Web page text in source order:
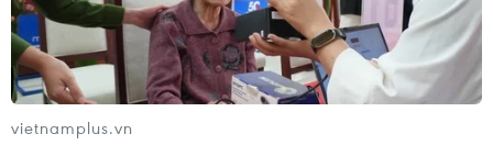
Đẩy nhanh tiến độ Nhà máy điện rác
ở Thanh Hóa trước áp lực xử lý rác
thải
05/08/2026 13:30
vietnamplus.vn